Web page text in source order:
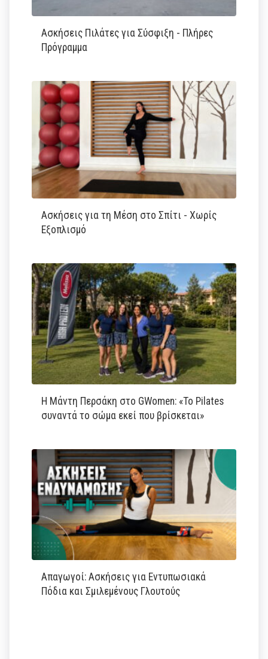
Ασκήσεις Πιλάτες για Σύσφιξη - Πλήρες
Πρόγραμμα
Ασκήσεις για τη Μέση στο Σπίτι - Χωρίς
Εξοπλισμό
Η Μάντη Περσάκη στο GWomen: «Το Pilates
συναντά το σώμα εκεί που βρίσκεται»
Απαγωγοί: Ασκήσεις για Εντυπωσιακά
Πόδια και Σμιλεμένους Γλουτούς